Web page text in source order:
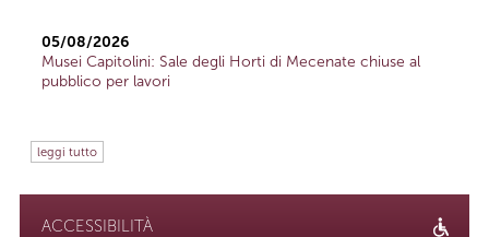
05/08/2026
Musei Capitolini: Sale degli Horti di Mecenate chiuse al
pubblico per lavori
leggi tutto
ACCESSIBILITÀ